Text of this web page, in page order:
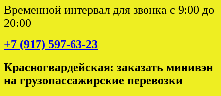
Временной интервал для звонка с 9:00 до
20:00
+7 (917) 597-63-23
Красногвардейская: заказать минивэн
на грузопассажирские перевозки